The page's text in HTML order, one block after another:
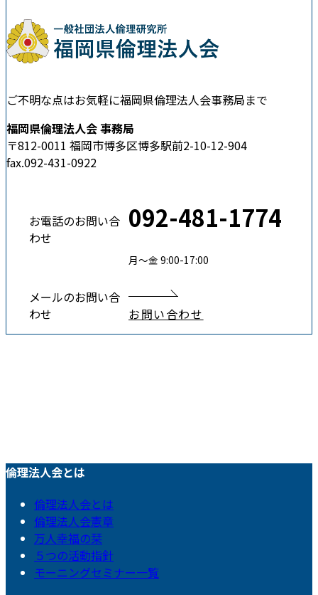
ご不明な点はお気軽に福岡県倫理法人会事務局まで
福岡県倫理法人会 事務局
〒812-0011 福岡市博多区博多駅前2-10-12-904
fax.092-431-0922
お電話のお問い合
わせ
092-481-1774
月〜金 9:00-17:00
メールのお問い合
わせ
お問い合わせ
倫理法人会とは
倫理法人会とは
倫理法人会憲章
万人幸福の栞
５つの活動指針
モーニングセミナー一覧